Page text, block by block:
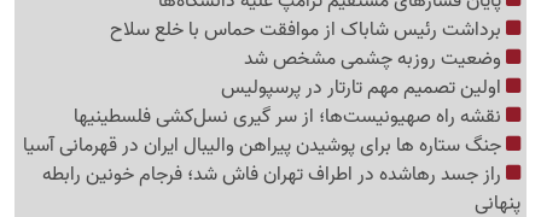
برداشت رئیس شاباک از موافقت حماس با خلع سلاح
وضعیت روزبه چشمی مشخص شد
اولین تصمیم مهم تارتار در پرسپولیس
نقشه راه صهیونیست‌ها؛ از سر گیری نسل‌کشی فلسطینی‍ها
جنگ ستاره ها برای پوشیدن پیراهن والیبال ایران در قهرمانی آسیا
راز جسد رهاشده در اطراف تهران فاش شد؛ فرجام خونین رابطه
پنهانی